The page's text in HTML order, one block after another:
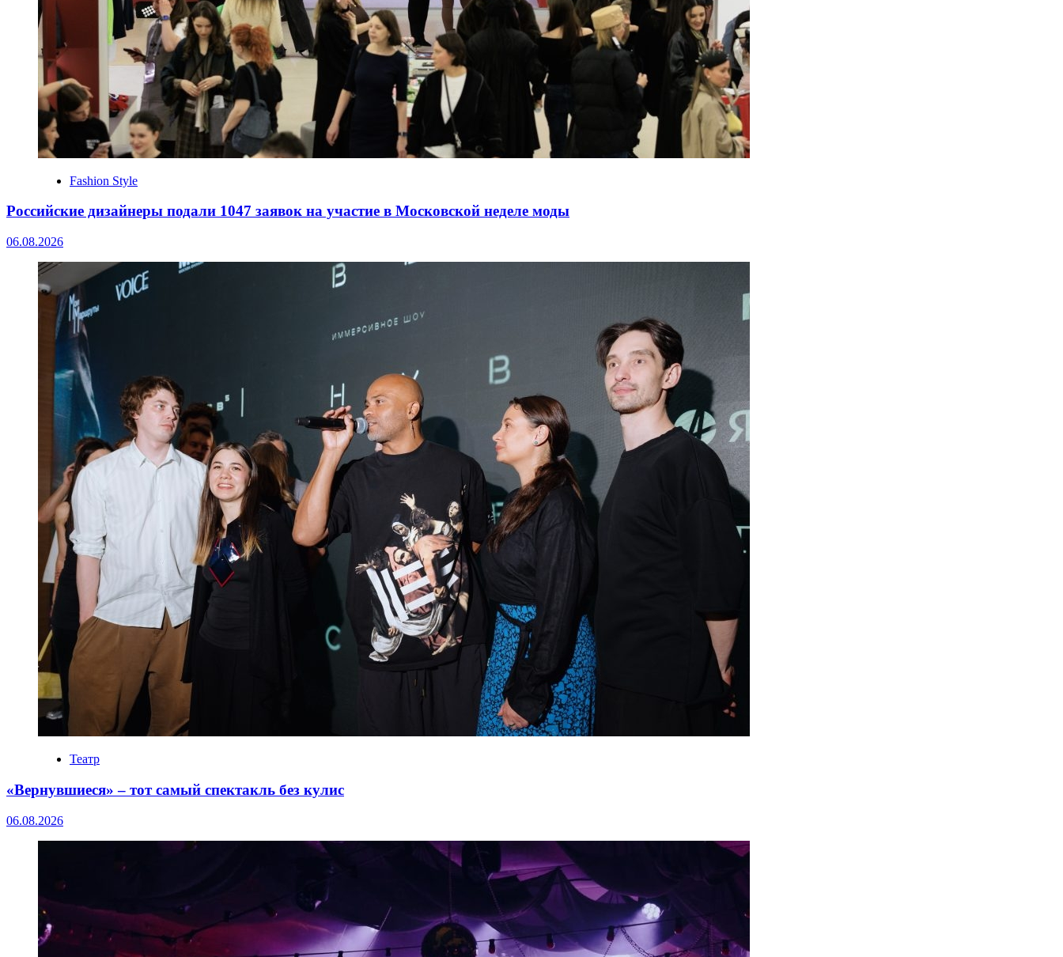
Fashion Style
Российские дизайнеры подали 1047 заявок на участие в Московской неделе моды
06.08.2026
Театр
«Вернувшиеся» – тот самый спектакль без кулис
06.08.2026